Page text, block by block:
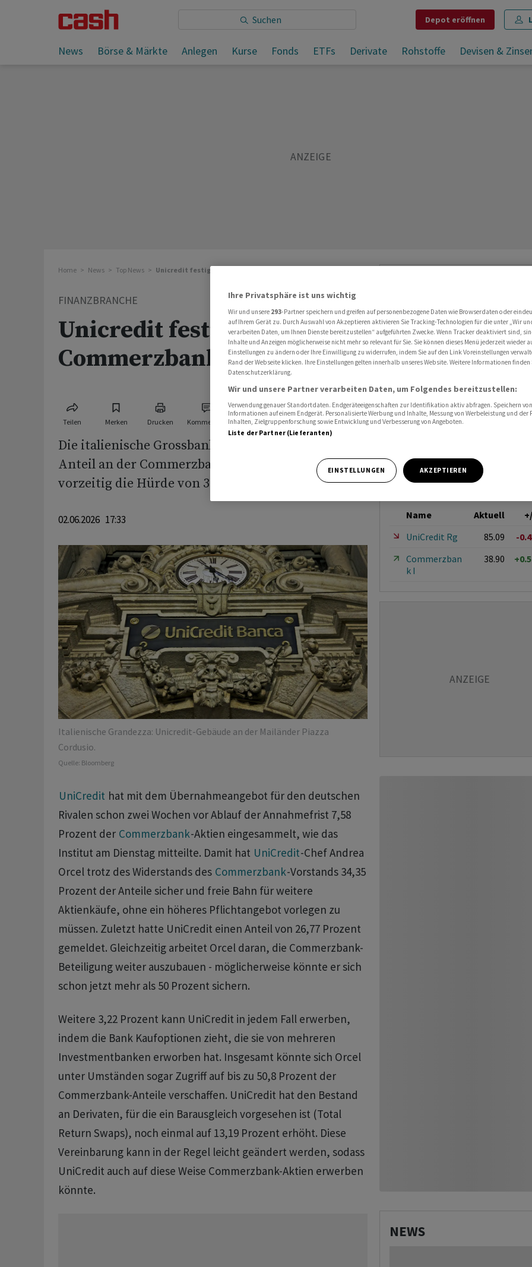
Depot eröffnen
News Börse & Märkte Anlegen Kurse Fonds ETFs Derivate Rohstoffe Devisen &
Sie lesen: Unicredit festigt Griff um Commerzbank
Teilen Merken Drucken Kommentare
Home News Top News Unicredit festigt Griff um Commerzbank
FINANZBRANCHE
Unicredit festigt Griff um
Commerzbank
Teilen Merken Drucken Kommentare
Die italienische Grossbank UniCredit hat ihren
Anteil ‌an der Commerzbank ⁠weiter ausgebaut und
vorzeitig die Hürde von 30 Prozent genommen.
02.06.2026 17:33
Italienische Grandezza: Unicredit-Gebäude an der Mailänder Piazza
Cordusio.
Quelle: Bloomberg
UniCredit hat mit dem Übernahmeangebot für den deutschen
Rivalen schon ⁠zwei Wochen vor Ablauf der Annahmefrist 7,58
Prozent der Commerzbank-Aktien eingesammelt, wie das
Institut am Dienstag mitteilte. Damit hat UniCredit-Chef Andrea
Orcel trotz des Widerstands ‌des Commerzbank-Vorstands 34,35
Prozent der Anteile sicher und freie Bahn für weitere
Aktienkäufe, ohne ein ‌höheres Pflichtangebot vorlegen zu
müssen. Zuletzt hatte UniCredit einen Anteil ​von 26,77 Prozent
gemeldet. Gleichzeitig arbeitet Orcel daran, die Commerzbank-
Beteiligung weiter auszubauen - möglicherweise könnte er sich
schon jetzt mehr als 50 Prozent sichern.
Weitere 3,22 Prozent kann UniCredit in jedem Fall erwerben,
indem die Bank Kaufoptionen zieht, die sie von mehreren
Investmentbanken erworben hat. Insgesamt könnte sich Orcel
unter Umständen sogar Zugriff auf bis zu 50,8 Prozent der
Commerzbank-Anteile verschaffen. UniCredit hat den ‌Bestand
an Derivaten, für die ein Barausgleich vorgesehen ist (Total
Return Swaps), noch einmal auf 13,19 Prozent erhöht. Diese
Vereinbarung kann in der Regel leicht geändert werden, sodass
UniCredit auch auf diese Weise Commerzbank-Aktien erwerben
könnte.
Name Aktuell
UniCredit Rg
85.09
-
Commerzban
k I
38.90
NEWS
Ihre Privatsphäre ist uns wichtig
Wir und unsere 293-Partner speichern und greifen auf personenbezogene Daten wie Browserdaten oder
auf Ihrem Gerät zu. Durch Auswahl von Akzeptieren aktivieren Sie Tracking-Technologien für die unter „Wir
verarbeiten Daten, um Ihnen Dienste bereitzustellen“ aufgeführten Zwecke. Wenn Tracker deaktiviert sind,
Inhalte und Anzeigen möglicherweise nicht mehr so relevant für Sie. Sie können dieses Menü jederzeit wieder
Einstellungen zu ändern oder Ihre Einwilligung zu widerrufen, indem Sie auf den Link Voreinstellungen
Rand der Webseite klicken. Ihre Einstellungen gelten innerhalb unseres Website. Weitere Informationen finden
Datenschutzerklärung.
Wir und unsere Partner verarbeiten Daten, um Folgendes bereitzustellen:
Verwendung genauer Standortdaten. Endgeräteeigenschaften zur Identifikation aktiv abfragen. Speichern
Informationen auf einem Endgerät. Personalisierte Werbung und Inhalte, Messung von Werbeleistung und der
Inhalten, Zielgruppenforschung sowie Entwicklung und Verbesserung von Angeboten.
Liste der Partner (Lieferanten)
EINSTELLUNGEN AKZEPTIEREN